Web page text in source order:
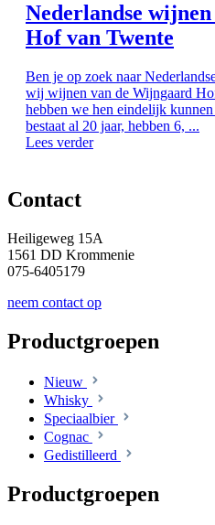
Nederlandse
Hof van Twente
Ben je op zoek naar
wij wijnen van de Wijngaard
hebben we hen eindelijk
bestaat al 20 jaar, hebben 6, ...
Lees verder
Contact
Heiligeweg 15A
1561 DD Krommenie
075-6405179
neem contact op
Productgroepen
Nieuw
Whisky
Speciaalbier
Cognac
Gedistilleerd
Productgroepen